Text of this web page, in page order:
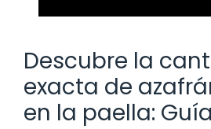
Descubre la
exacta de
en la paella: